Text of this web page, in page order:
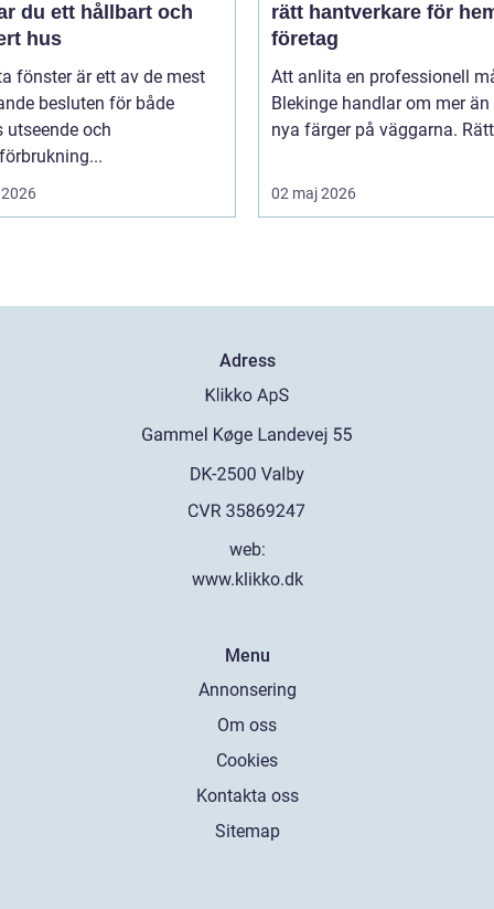
du ett hållbart och
hus
fönster är ett av de mest
besluten för både
utseende och
rätt hantverkare för
företag
Att anlita en professionell
Blekinge handlar om mer
nya färger på väggarna.
02 maj 2026
Adress
web:
www.klikko.dk
Menu
Annonsering
Om oss
Cookies
Kontakta oss
Sitemap